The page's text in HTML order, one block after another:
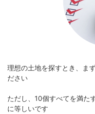
理想の土地を探すとき、ま
ださい
ただし、10個すべてを満た
に等しいです